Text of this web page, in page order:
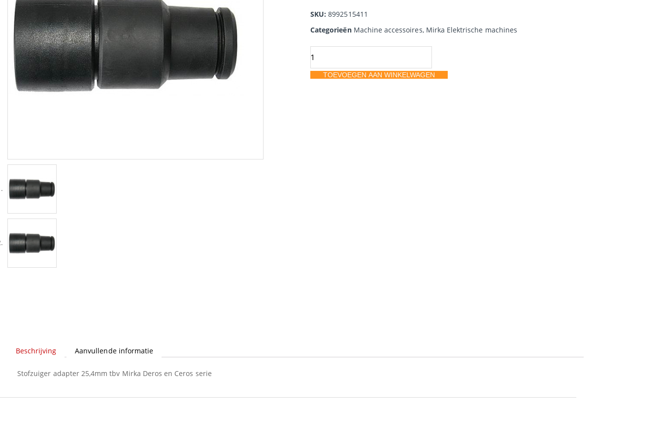
SKU:8992515411
Categorieën Machine accessoires, Mirka Elektrische machines
25,4mmTOEVOEGEN AAN WINKELWAGEN
Beschrijving Aanvullende informatie
Stofzuiger adapter 25,4mm tbv Mirka Deros en Ceros serie